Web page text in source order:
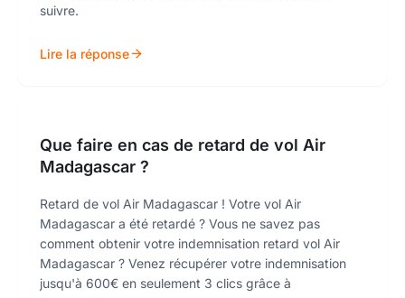
suivre.
Lire la réponse
Que faire en cas de retard de vol Air
Madagascar ?
Retard de vol Air Madagascar ! Votre vol Air
Madagascar a été retardé ? Vous ne savez pas
comment obtenir votre indemnisation retard vol Air
Madagascar ? Venez récupérer votre indemnisation
jusqu'à 600€ en seulement 3 clics grâce à